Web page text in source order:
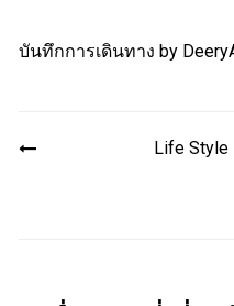
บันทึกการเดินทาง by
navigation
Life Style